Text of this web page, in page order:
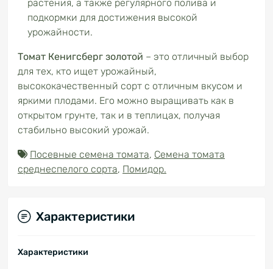
растения, а также регулярного полива и
подкормки для достижения высокой
урожайности.
Томат Кенигсберг золотой – это отличный выбор
для тех, кто ищет урожайный,
высококачественный сорт с отличным вкусом и
яркими плодами. Его можно выращивать как в
открытом грунте, так и в теплицах, получая
стабильно высокий урожай.
Посевные семена томата, Семена томата
среднеспелого сорта, Помидор.
Характеристики
Характеристики